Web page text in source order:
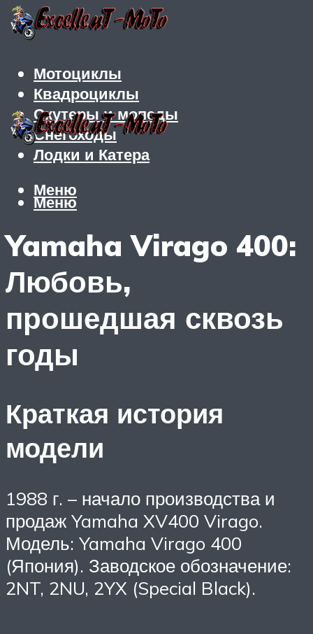
Мотоциклы
Квадроциклы
Скутеры и мопеды
Снегоходы
Лодки и Катера
Меню
Меню
Yamaha Virago 400:
Любовь,
прошедшая сквозь
годы
Краткая история
модели
1988 г. – начало производства и
продаж Yamaha XV400 Virago.
Модель: Yamaha Virago 400
(Япония). Заводское обозначение:
2NT, 2NU, 2YX (Special Black).